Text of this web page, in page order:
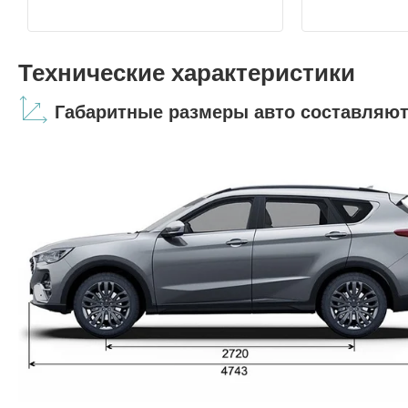
Технические характеристики
Габаритные размеры авто